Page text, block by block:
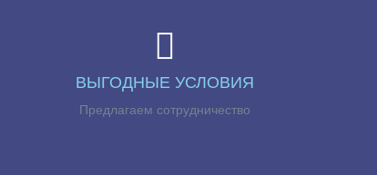
ВЫГОДНЫЕ УСЛОВИЯ
Предлагаем сотрудничество